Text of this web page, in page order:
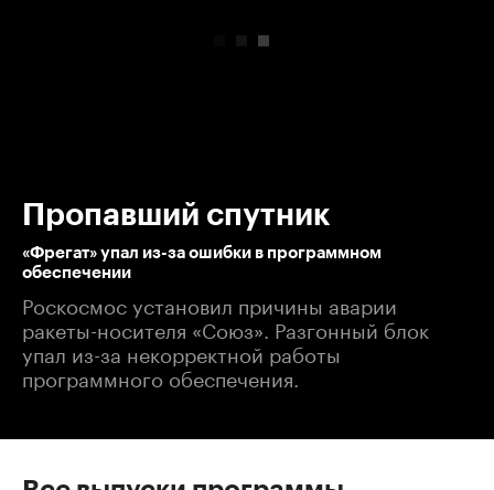
Пропавший спутник
«Фрегат» упал из-за ошибки в программном
обеспечении
Роскосмос установил причины аварии
ракеты-носителя «Союз». Разгонный блок
упал из-за некорректной работы
программного обеспечения.